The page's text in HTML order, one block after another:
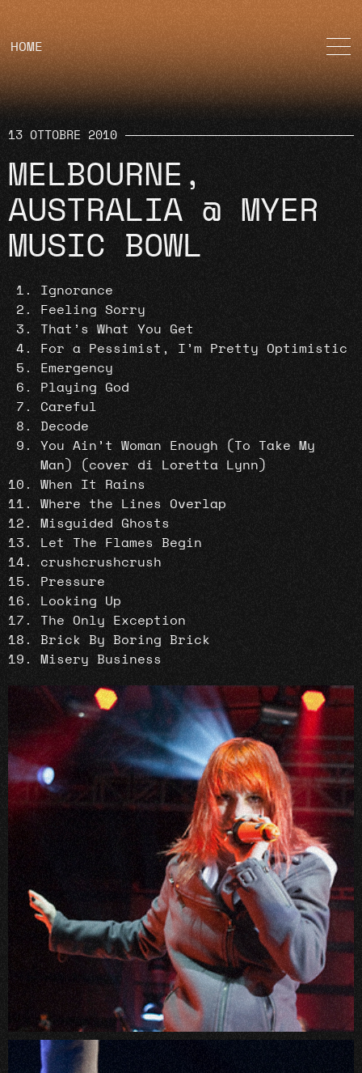
HOME
13 OTTOBRE 2010
MELBOURNE,
AUSTRALIA @ MYER
MUSIC BOWL
Ignorance
Feeling Sorry
That’s What You Get
For a Pessimist, I’m Pretty Optimistic
Emergency
Playing God
Careful
Decode
You Ain’t Woman Enough (To Take My
Man) (cover di Loretta Lynn)
When It Rains
Where the Lines Overlap
Misguided Ghosts
Let The Flames Begin
crushcrushcrush
Pressure
Looking Up
The Only Exception
Brick By Boring Brick
Misery Business